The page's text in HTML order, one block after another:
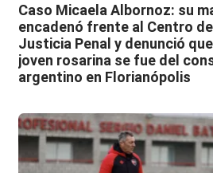
Caso Micaela Albornoz: su
encadenó frente al Centro de
Justicia Penal y denunció
joven rosarina se fue del
argentino en Florianópolis